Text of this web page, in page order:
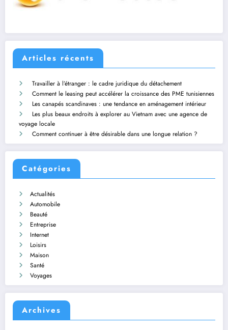
Articles récents
Travailler à l’étranger : le cadre juridique du détachement
Comment le leasing peut accélérer la croissance des PME tunisiennes
Les canapés scandinaves : une tendance en aménagement intérieur
Les plus beaux endroits à explorer au Vietnam avec une agence de
voyage locale
Comment continuer à être désirable dans une longue relation ?
Catégories
Actualités
Automobile
Beauté
Entreprise
Internet
Loisirs
Maison
Santé
Voyages
Archives